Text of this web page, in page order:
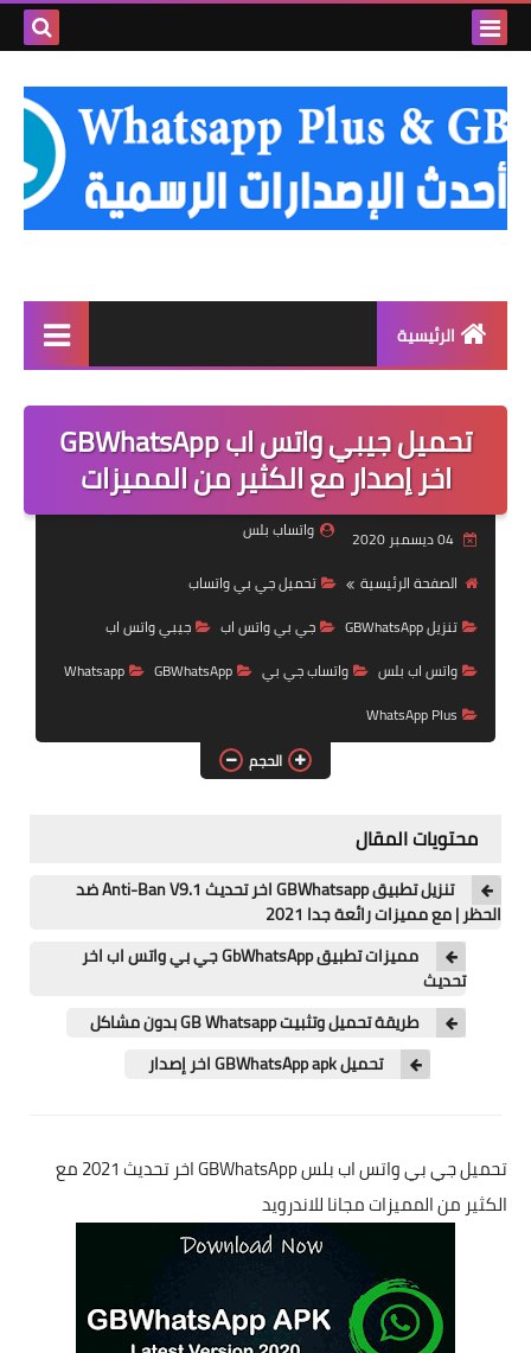
المدونة
الرئيسية
واتساب عمر العنابي
واتساب عمر الوردي
واتساب عمر الازرق
واتساب عمر الاخظر
تحميل جيبي واتس اب GBWhatsApp
اخر إصدار مع الكثير من المميزات
04 ديسمبر 2020
واتساب بلس
الصفحة الرئيسية
تحميل جي بي واتساب
تنزيل GBWhatsApp
جي بي واتس اب
جيبي واتس اب
واتس اب بلس
واتساب جي بي GBWhatsApp
Whatsapp
WhatsApp Plus
الحجم
محتويات المقال
تنزيل تطبيق GBWhatsapp اخر تحديث Anti-Ban V9.1 ضد
الحظر | مع مميزات رائعة جدا 2021
مميزات تطبيق GbWhatsApp جي بي واتس اب اخر
تحديث
طريقة تحميل وتثبيت GB Whatsapp بدون مشاكل
تحميل GBWhatsApp apk اخر إصدار
تحميل جي بي واتس اب بلس GBWhatsApp اخر تحديث 2021 مع
الكثير من المميزات مجانا للاندرويد